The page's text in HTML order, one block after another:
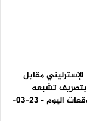
مقابل
بتصريف تشبعه
البيعي – توقعات اليوم – 23-03-